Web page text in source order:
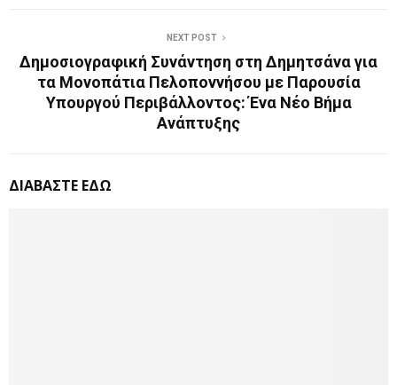
NEXT POST
Δημοσιογραφική Συνάντηση στη Δημητσάνα για
τα Μονοπάτια Πελοποννήσου με Παρουσία
Υπουργού Περιβάλλοντος: Ένα Νέο Βήμα
Ανάπτυξης
ΔΙΑΒΑΣΤΕ ΕΔΩ